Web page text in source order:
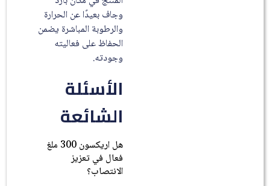
وجاف بعيدًا عن الحرارة
والرطوبة المباشرة يضمن
الحفاظ على فعاليته
وجودته.
الأسئلة
الشائعة
هل اريكسون 300 ملغ
فعال في تعزيز
الانتصاب؟